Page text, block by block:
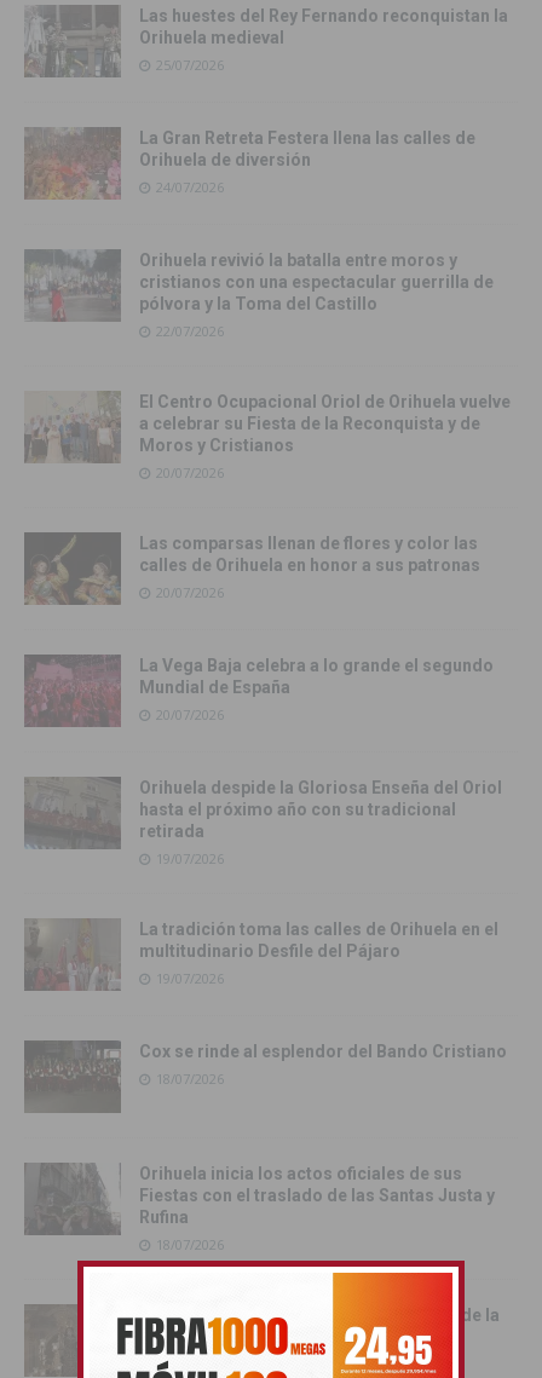
Las huestes del Rey Fernando reconquistan la
Orihuela medieval
25/07/2026
La Gran Retreta Festera llena las calles de
Orihuela de diversión
24/07/2026
Orihuela revivió la batalla entre moros y
cristianos con una espectacular guerrilla de
pólvora y la Toma del Castillo
22/07/2026
El Centro Ocupacional Oriol de Orihuela vuelve
a celebrar su Fiesta de la Reconquista y de
Moros y Cristianos
20/07/2026
Las comparsas llenan de flores y color las
calles de Orihuela en honor a sus patronas
20/07/2026
La Vega Baja celebra a lo grande el segundo
Mundial de España
20/07/2026
Orihuela despide la Gloriosa Enseña del Oriol
hasta el próximo año con su tradicional
retirada
19/07/2026
La tradición toma las calles de Orihuela en el
multitudinario Desfile del Pájaro
19/07/2026
Cox se rinde al esplendor del Bando Cristiano
18/07/2026
Orihuela inicia los actos oficiales de sus
Fiestas con el traslado de las Santas Justa y
Rufina
18/07/2026
Cox vive su día grande con la procesión de la
Virgen del Carmen
17/07/2026